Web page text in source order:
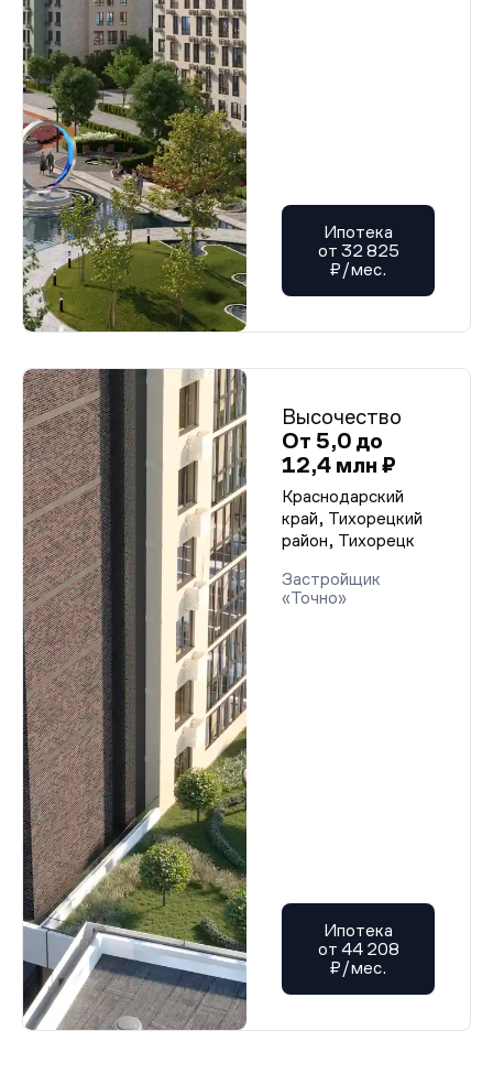
Ипотека
от 32 825
₽/мес.
Высочество
От 5,0 до
12,4 млн ₽
Краснодарский
край, Тихорецкий
район, Тихорецк
Застройщик
«Точно»
Ипотека
от 44 208
₽/мес.